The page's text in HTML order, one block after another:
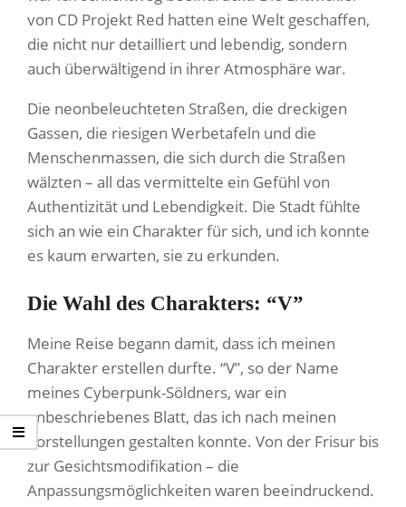
von CD Projekt Red hatten eine Welt geschaffen,
die nicht nur detailliert und lebendig, sondern
auch überwältigend in ihrer Atmosphäre war.
Die neonbeleuchteten Straßen, die dreckigen
Gassen, die riesigen Werbetafeln und die
Menschenmassen, die sich durch die Straßen
wälzten – all das vermittelte ein Gefühl von
Authentizität und Lebendigkeit. Die Stadt fühlte
sich an wie ein Charakter für sich, und ich konnte
es kaum erwarten, sie zu erkunden.
Die Wahl des Charakters: “V”
Meine Reise begann damit, dass ich meinen
Charakter erstellen durfte. “V”, so der Name
meines Cyberpunk-Söldners, war ein
unbeschriebenes Blatt, das ich nach meinen
Vorstellungen gestalten konnte. Von der Frisur bis
zur Gesichtsmodifikation – die
Anpassungsmöglichkeiten waren beeindruckend.